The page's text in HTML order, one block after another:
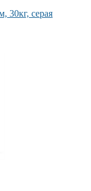
30кг, серая